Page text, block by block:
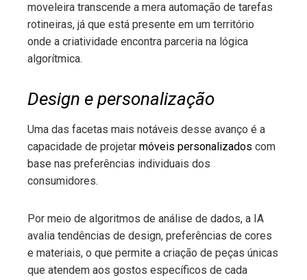
moveleira transcende a mera automação de tarefas
rotineiras, já que está presente em um território
onde a criatividade encontra parceria na lógica
algorítmica.
Design e personalização
Uma das facetas mais notáveis desse avanço é a
capacidade de projetar móveis personalizados com
base nas preferências individuais dos
consumidores.
Por meio de algoritmos de análise de dados, a IA
avalia tendências de design, preferências de cores
e materiais, o que permite a criação de peças únicas
que atendem aos gostos específicos de cada